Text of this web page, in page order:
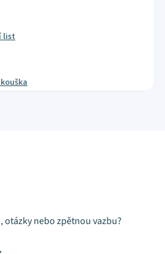
list
otázky nebo zpětnou vazbu?